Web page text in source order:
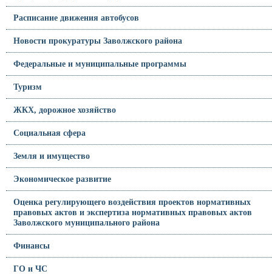
Расписание движения автобусов
Новости прокуратуры Заволжского района
Федеральные и муниципальные программы
Туризм
ЖКХ, дорожное хозяйство
Социальная сфера
Земля и имущество
Экономическое развитие
Оценка регулирующего воздействия проектов нормативных
правовых актов и экспертиза нормативных правовых актов
Заволжского муниципального района
Финансы
ГО и ЧС